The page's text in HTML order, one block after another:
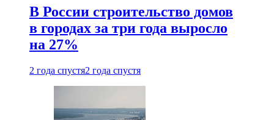
В России строительство домов
в городах за три года выросло
на 27%
2 года спустя2 года спустя